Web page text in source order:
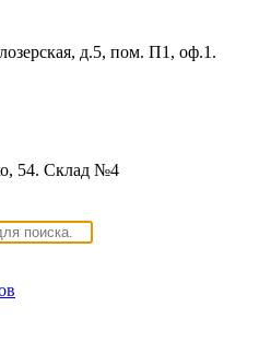
д.5, пом. П1, оф.1.
54. Склад №4